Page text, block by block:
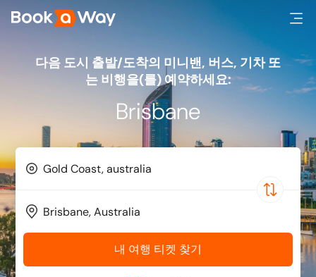
다음 도시 출발/도착의 미니밴, 버스, 기차 또
는 비행을(를) 예약하세요:
Brisbane
내 여행 티켓 찾기